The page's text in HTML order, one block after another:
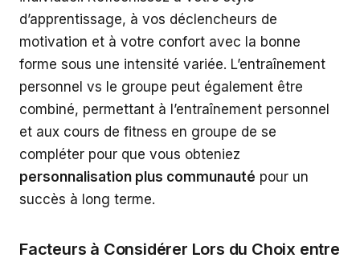
d’apprentissage, à vos déclencheurs de
motivation et à votre confort avec la bonne
forme sous une intensité variée. L’entraînement
personnel vs le groupe peut également être
combiné, permettant à l’entraînement personnel
et aux cours de fitness en groupe de se
compléter pour que vous obteniez
personnalisation plus communauté pour un
succès à long terme.
Facteurs à Considérer Lors du Choix entre